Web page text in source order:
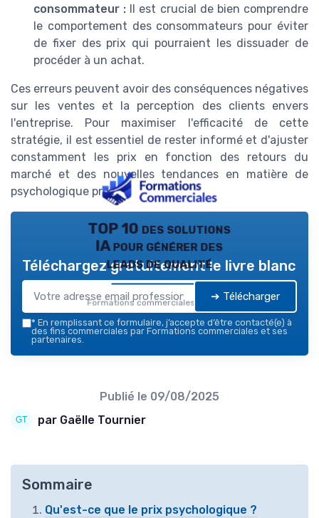
consommateur : Il est crucial de bien comprendre
le comportement des consommateurs pour éviter
de fixer des prix qui pourraient les dissuader de
procéder à un achat.
Ces erreurs peuvent avoir des conséquences négatives
sur les ventes et la perception des clients envers
l'entreprise. Pour maximiser l'efficacité de cette
stratégie, il est essentiel de rester informé et d'ajuster
constamment les prix en fonction des retours du
marché et des nouvelles tendances en matière de
psychologique prix.
TOP 10 des solutions
IA pour générer des
leads de qualité
Formations commerciales — 2026
Téléchargez gratuitement le livre blanc
➔ Télécharger
* En remplissant ce formulaire, j’accepte d’être contacté(e) à
des fins commerciales par Formations commerciales et ses
partenaires.
Publié le 09/08/2025
par Gaëlle Tournier
Sommaire
Qu'est-ce que le prix psychologique ?